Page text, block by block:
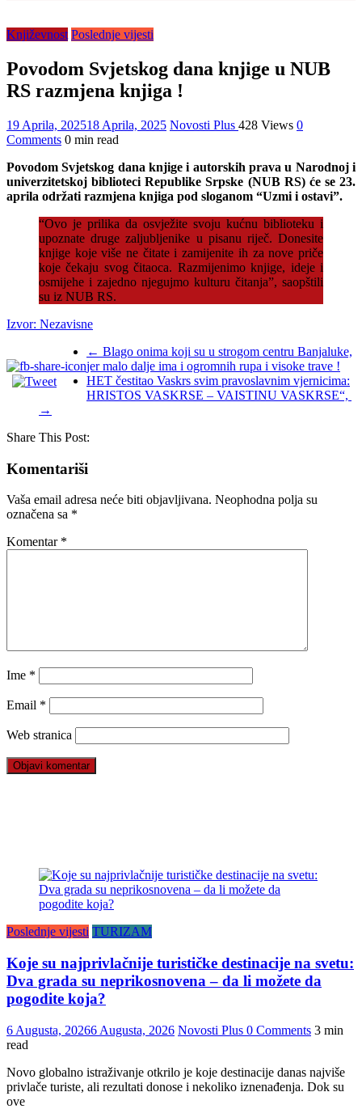
Književnost Poslednje vijesti
Povodom Svjetskog dana knjige u NUB
RS razmjena knjiga !
19 Aprila, 202518 Aprila, 2025 Novosti Plus 428 Views 0
Comments 0 min read
Povodom Svjetskog dana knjige i autorskih prava u Narodnoj i
univerzitetskoj biblioteci Republike Srpske (NUB RS) će se 23.
aprila održati razmjena knjiga pod sloganom “Uzmi i ostavi”.
“Ovo je prilika da osvježite svoju kućnu biblioteku i
upoznate druge zaljubljenike u pisanu riječ. Donesite
knjige koje više ne čitate i zamijenite ih za nove priče
koje čekaju svog čitaoca. Razmijenimo knjige, ideje i
osmijehe i zajedno njegujmo kulturu čitanja”, saopštili
su iz NUB RS.
Izvor: Nezavisne
← Blago onima koji su u strogom centru Banjaluke,
jer malo dalje ima i ogromnih rupa i visoke trave !
HET čestitao Vaskrs svim pravoslavnim vjernicima:
HRISTOS VASKRSE – VAISTINU VASKRSE“,
→
Share This Post:
Komentariši
Vaša email adresa neće biti objavljivana. Neophodna polja su
označena sa *
Komentar *
Ime *
Email *
Web stranica
Poslednje vijesti TURIZAM
Koje su najprivlačnije turističke destinacije na svetu:
Dva grada su neprikosnovena – da li možete da
pogodite koja?
6 Augusta, 20266 Augusta, 2026 Novosti Plus 0 Comments 3 min
read
Novo globalno istraživanje otkrilo je koje destinacije danas najviše
privlače turiste, ali rezultati donose i nekoliko iznenađenja. Dok su
ove